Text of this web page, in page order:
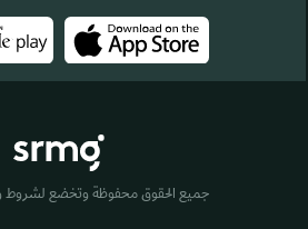
جميع الحقوق محفوظة وتخضع لشروط